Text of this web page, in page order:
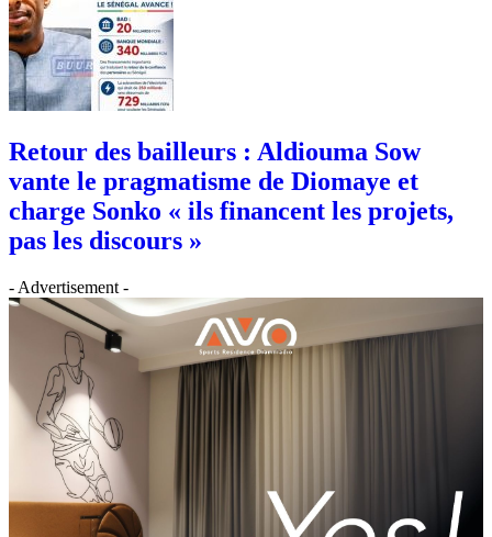
Retour des bailleurs : Aldiouma Sow
vante le pragmatisme de Diomaye et
charge Sonko « ils financent les projets,
pas les discours »
- Advertisement -